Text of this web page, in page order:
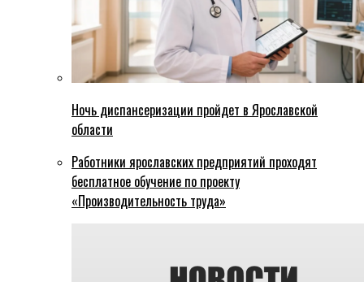
Ночь диспансеризации пройдет в Ярославской
области
Работники ярославских предприятий проходят
бесплатное обучение по проекту
«Производительность труда»